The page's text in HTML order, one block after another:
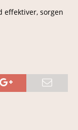
effektiver, sorgen